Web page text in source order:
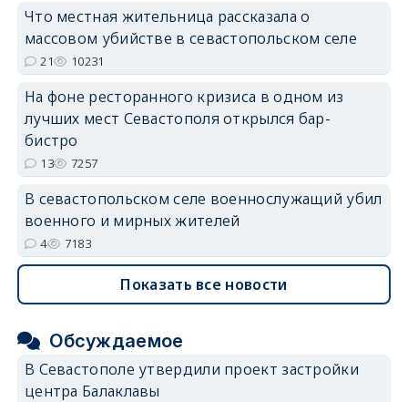
Что местная жительница рассказала о
массовом убийстве в севастопольском селе
21 10231
На фоне ресторанного кризиса в одном из
лучших мест Севастополя открылся бар-
бистро
13 7257
В севастопольском селе военнослужащий убил
военного и мирных жителей
4 7183
Показать все новости
Обсуждаемое
В Севастополе утвердили проект застройки
центра Балаклавы